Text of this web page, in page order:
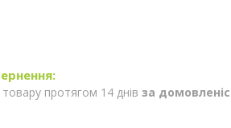
протягом 14 днів за